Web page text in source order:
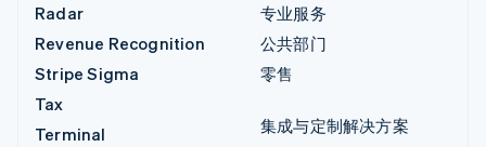
Radar
Revenue Recognition
Stripe Sigma
Tax
Terminal
专业服务
公共部门
零售
集成与定制解决方案